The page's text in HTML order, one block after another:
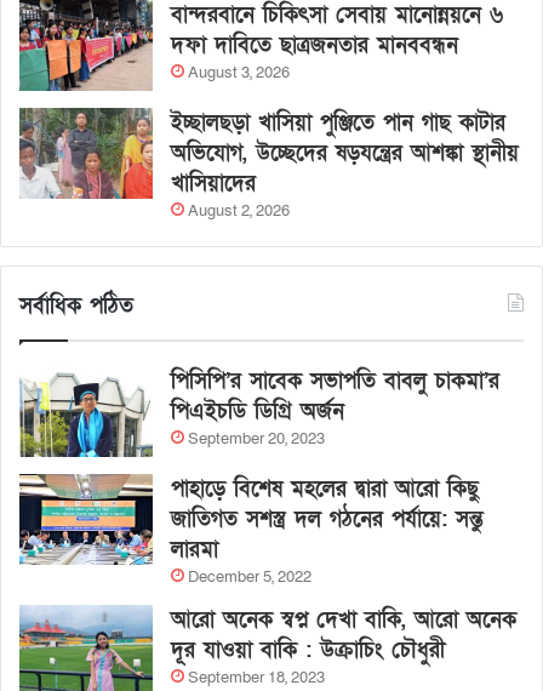
বান্দরবানে চিকিৎসা সেবায় মানোন্নয়নে ৬
দফা দাবিতে ছাত্রজনতার মানববন্ধন
August 3, 2026
ইচ্ছালছড়া খাসিয়া পুঞ্জিতে পান গাছ কাটার
অভিযোগ, উচ্ছেদের ষড়যন্ত্রের আশঙ্কা স্থানীয়
খাসিয়াদের
August 2, 2026
সর্বাধিক পঠিত
পিসিপি’র সাবেক সভাপতি বাবলু চাকমা’র
পিএইচডি ডিগ্রি অর্জন
September 20, 2023
পাহাড়ে বিশেষ মহলের দ্বারা আরো কিছু
জাতিগত সশস্ত্র দল গঠনের পর্যায়ে: সন্তু
লারমা
December 5, 2022
আরো অনেক স্বপ্ন দেখা বাকি, আরো অনেক
দূর যাওয়া বাকি : উক্রাচিং চৌধুরী
September 18, 2023